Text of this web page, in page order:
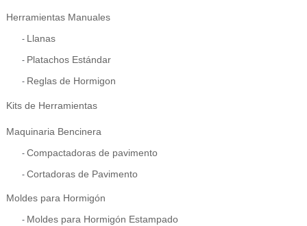
Herramientas Manuales
Llanas
Platachos Estándar
Reglas de Hormigon
Kits de Herramientas
Maquinaria Bencinera
Compactadoras de pavimento
Cortadoras de Pavimento
Moldes para Hormigón
Moldes para Hormigón Estampado